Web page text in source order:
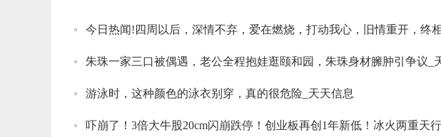
今日热闻!四周以后，深情不弃，爱在燃烧，打动我心，旧情重开，终
朱珠一家三口被偶遇，老公全程抱娃逛颐和园，朱珠身材臃肿引争议_
游泳时，这种颜色的泳衣别穿，真的很危险_天天信息